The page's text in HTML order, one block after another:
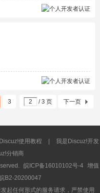
3 / 3 页 下一页
Discuz!使用教程
我是Discuz!开发
分销商
皖ICP备16010102号-4 增值
B2-20200047
起任何形式的服务请求，严禁使用